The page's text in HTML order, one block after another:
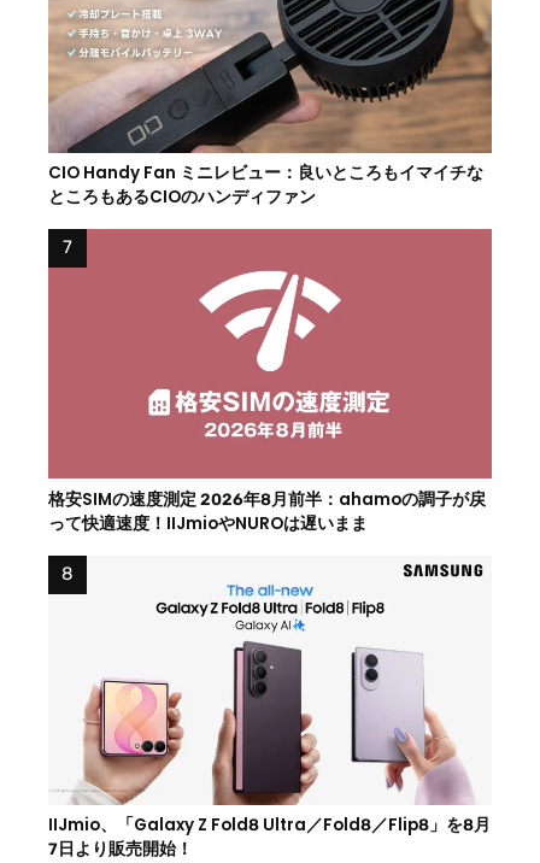
CIO Handy Fan ミニレビュー：良いところもイマイチな
ところもあるCIOのハンディファン
格安SIMの速度測定 2026年8月前半：ahamoの調子が戻
って快適速度！IIJmioやNUROは遅いまま
IIJmio、「Galaxy Z Fold8 Ultra／Fold8／Flip8」を8月
7日より販売開始！